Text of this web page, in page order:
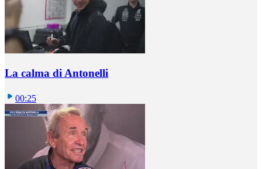
La calma di Antonelli
00:25